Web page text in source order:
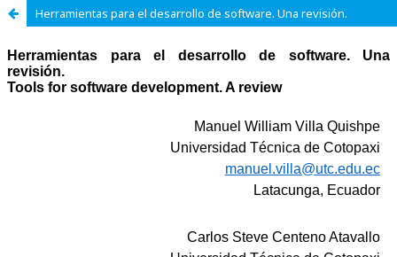
Herramientas para el desarrollo de software. Una revisión.